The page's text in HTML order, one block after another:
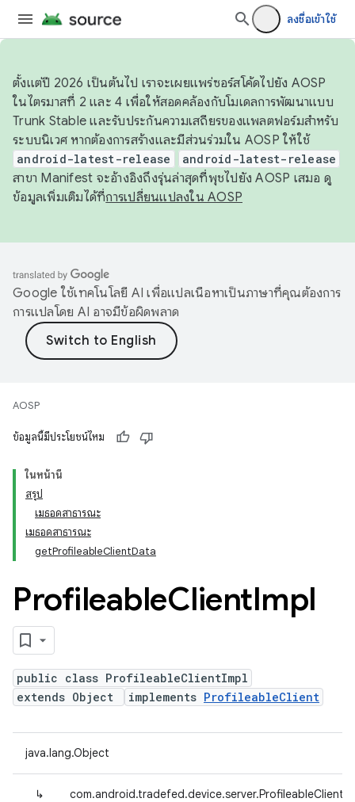
ลงชื่อเข้าใช้
ตั้งแต่ปี 2026 เป็นต้นไป เราจะเผยแพร่ซอร์สโค้ดไปยัง AOSP
ในไตรมาสที่ 2 และ 4 เพื่อให้สอดคล้องกับโมเดลการพัฒนาแบบ
Trunk Stable และรับประกันความเสถียรของแพลตฟอร์มสำหรับ
ระบบนิเวศ หากต้องการสร้างและมีส่วนร่วมใน AOSP ให้ใช้
android-latest-release android-latest-release
สาขา Manifest จะอ้างอิงถึงรุ่นล่าสุดที่พุชไปยัง AOSP เสมอ ดู
ข้อมูลเพิ่มเติมได้ที่การเปลี่ยนแปลงใน AOSP
Google ใช้เทคโนโลยี AI เพื่อแปลเนื้อหาเป็นภาษาที่คุณต้องการ
การแปลโดย AI อาจมีข้อผิดพลาด
AOSP
ข้อมูลนี้มีประโยชน์ไหม
ในหน้านี้
สรุป
เมธอดสาธารณะ
เมธอดสาธารณะ
getProfileableClientData
ProfileableClientImpl
public class ProfileableClientImpl
extends Object
implements ProfileableClient
java.lang.Object
↳